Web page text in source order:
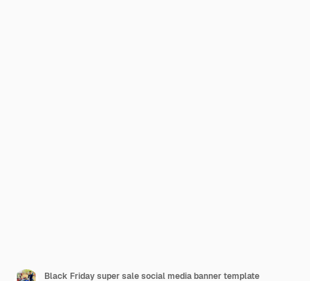
Black Friday super sale social media banner template